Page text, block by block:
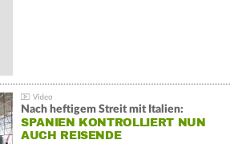
Nach heftigem Streit mit Italien:
SPANIEN KONTROLLIERT NUN
AUCH REISENDE